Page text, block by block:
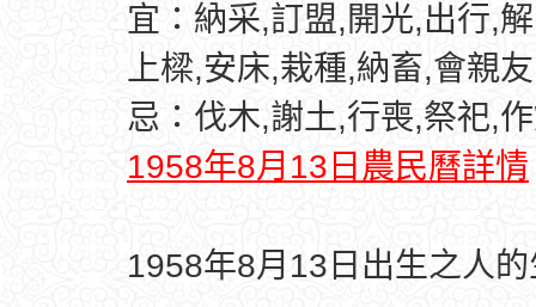
宜：納采,訂盟,開光,出行,
上樑,安床,栽種,納畜,會親
忌：伐木,謝土,行喪,祭祀,
1958年8月13日農民曆詳情
1958年8月13日出生之人